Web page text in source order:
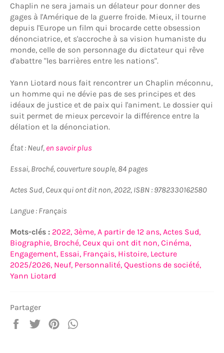
Chaplin ne sera jamais un délateur pour donner des
gages à l'Amérique de la guerre froide. Mieux, il tourne
depuis l'Europe un film qui brocarde cette obsession
dénonciatrice, et s'accroche à sa vision humaniste du
monde, celle de son personnage du dictateur qui rêve
d'abattre "les barrières entre les nations".
Yann Liotard nous fait rencontrer un Chaplin méconnu,
un homme qui ne dévie pas de ses principes et des
idéaux de justice et de paix qui l'animent. Le dossier qui
suit permet de mieux percevoir la différence entre la
délation et la dénonciation.
État : Neuf, en savoir plus
Essai, Broché, couverture souple, 84 pages
Actes Sud, Ceux qui ont dit non, 2022, ISBN : 9782330162580
Langue : Français
Mots-clés : 2022, 3ème, A partir de 12 ans, Actes Sud,
Biographie, Broché, Ceux qui ont dit non, Cinéma,
Engagement, Essai, Français, Histoire, Lecture
2025/2026, Neuf, Personnalité, Questions de société,
Yann Liotard
Partager
PartagerTweeterÉpingler